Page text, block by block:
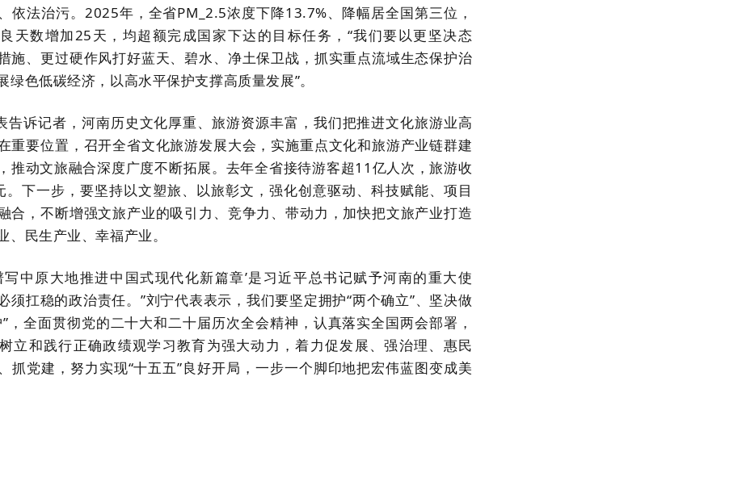
依法治污。2025年，全省PM_2.5浓度下降13.7%、降幅居全国第三位，
天数增加25天，均超额完成国家下达的目标任务，“我们要以更坚决态
施、更过硬作风打好蓝天、碧水、净土保卫战，抓实重点流域生态保护治
绿色低碳经济，以高水平保护支撑高质量发展”。
告诉记者，河南历史文化厚重、旅游资源丰富，我们把推进文化旅游业高
重要位置，召开全省文化旅游发展大会，实施重点文化和旅游产业链群建
推动文旅融合深度广度不断拓展。去年全省接待游客超11亿人次，旅游收
。下一步，要坚持以文塑旅、以旅彰文，强化创意驱动、科技赋能、项目
合，不断增强文旅产业的吸引力、竞争力、带动力，加快把文旅产业打造
、民生产业、幸福产业。
写中原大地推进中国式现代化新篇章’是习近平总书记赋予河南的重大使
须扛稳的政治责任。”刘宁代表表示，我们要坚定拥护“两个确立”、坚决做
，全面贯彻党的二十大和二十届历次全会精神，认真落实全国两会部署，
立和践行正确政绩观学习教育为强大动力，着力促发展、强治理、惠民
抓党建，努力实现“十五五”良好开局，一步一个脚印地把宏伟蓝图变成美